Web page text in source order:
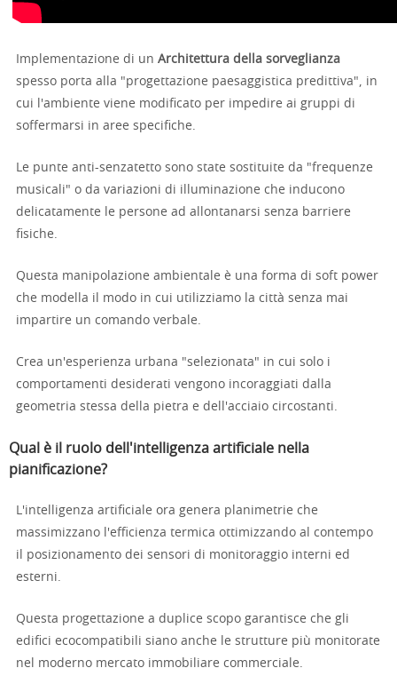
Implementazione di un Architettura della sorveglianza
spesso porta alla "progettazione paesaggistica predittiva", in
cui l'ambiente viene modificato per impedire ai gruppi di
soffermarsi in aree specifiche.
Le punte anti-senzatetto sono state sostituite da "frequenze
musicali" o da variazioni di illuminazione che inducono
delicatamente le persone ad allontanarsi senza barriere
fisiche.
Questa manipolazione ambientale è una forma di soft power
che modella il modo in cui utilizziamo la città senza mai
impartire un comando verbale.
Crea un'esperienza urbana "selezionata" in cui solo i
comportamenti desiderati vengono incoraggiati dalla
geometria stessa della pietra e dell'acciaio circostanti.
Qual è il ruolo dell'intelligenza artificiale nella
pianificazione?
L'intelligenza artificiale ora genera planimetrie che
massimizzano l'efficienza termica ottimizzando al contempo
il posizionamento dei sensori di monitoraggio interni ed
esterni.
Questa progettazione a duplice scopo garantisce che gli
edifici ecocompatibili siano anche le strutture più monitorate
nel moderno mercato immobiliare commerciale.